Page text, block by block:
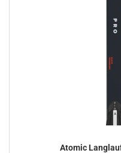
Atomic